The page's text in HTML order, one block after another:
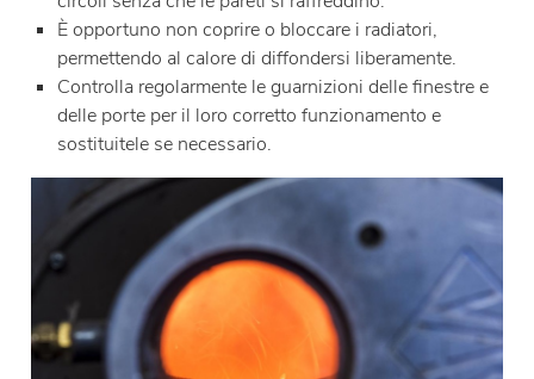
È opportuno non coprire o bloccare i radiatori,
permettendo al calore di diffondersi liberamente.
Controlla regolarmente le guarnizioni delle finestre e
delle porte per il loro corretto funzionamento e
sostituitele se necessario.